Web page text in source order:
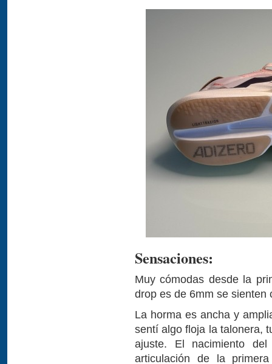
Sensaciones:
Muy cómodas desde la
drop es de 6mm se sienten
La horma es ancha y
sentí algo floja la talonera,
ajuste. El nacimiento
articulación de la